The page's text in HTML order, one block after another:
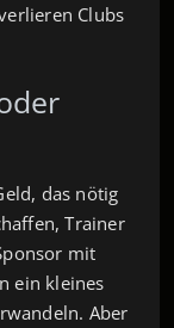
Clubs
das nötig
Trainer
mit
ein kleines
Aber